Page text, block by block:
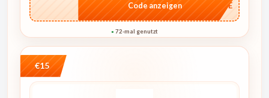
…CASE
Code anzeigen
● 72-mal genutzt
€15